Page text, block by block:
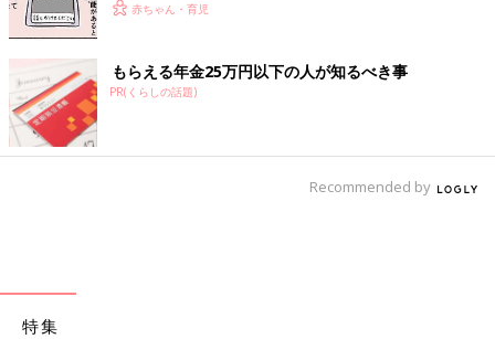
赤ちゃん・育児
もらえる年金25万円以下の人が知るべき事
PR(くらしの話題)
Recommended by
特集